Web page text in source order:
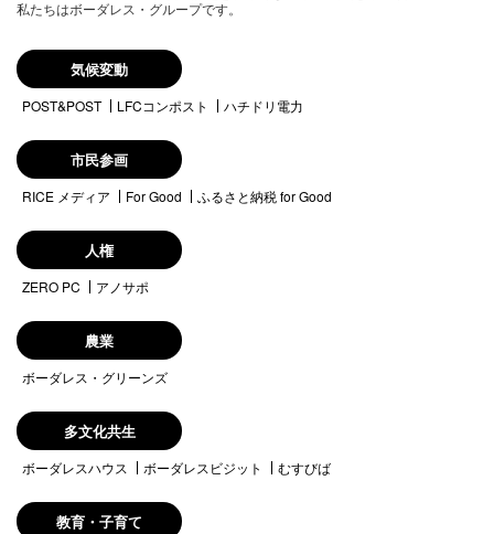
私たちはボーダレス・グループです。
気候変動
POST&POST LFCコンポスト ハチドリ電力
市民参画
RICE メディア For Good ふるさと納税 for Good
人権
ZERO PC アノサポ
農業
ボーダレス・グリーンズ
多文化共生
ボーダレスハウス ボーダレスビジット むすびば
教育・子育て